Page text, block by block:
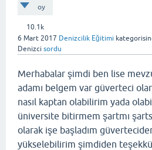
oy
10.1k
6 Mart 2017 Denizcilik Eğitimi
Denizci sordu
Merhabalar şimdi ben lise
adamı belgem var güverteci
nasıl kaptan olabilirim yada
üniversite bitirmem şartmı
olarak işe başladım
yükselebilirim şimdiden